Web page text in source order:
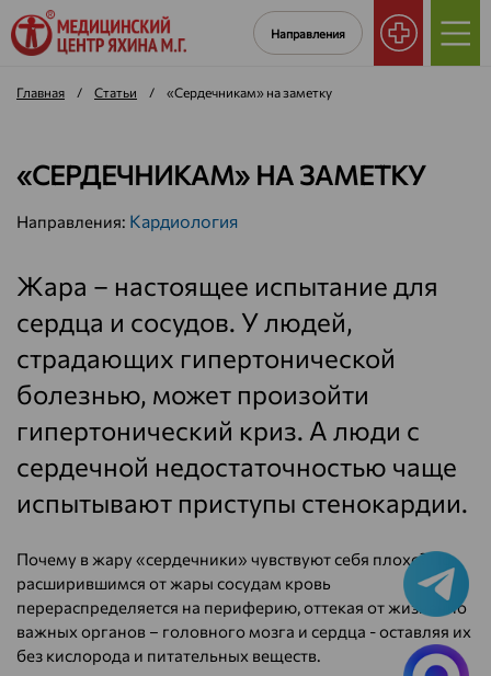
Направления
Главная / Статьи / «Сердечникам» на заметку
«СЕРДЕЧНИКАМ» НА ЗАМЕТКУ
Направления: Кардиология
Жара – настоящее испытание для
сердца и сосудов. У людей,
страдающих гипертонической
болезнью, может произойти
гипертонический криз. А люди с
сердечной недостаточностью чаще
испытывают приступы стенокардии.
Почему в жару «сердечники» чувствуют себя плохо? По
расширившимся от жары сосудам кровь
перераспределяется на периферию, оттекая от жизненно
важных органов – головного мозга и сердца - оставляя их
без кислорода и питательных веществ.